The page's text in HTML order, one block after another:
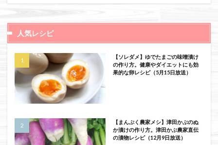
人気レシピ
【ソレダメ】ゆでたまごの味噌漬け
の作り方。健康やダイエットにも効
果的な卵レシピ（5月15日放送）
【まんぷく農家メシ】津田かぶのぬ
か漬けの作り方。津田かぶ農家直伝
の漬物レシピ（12月9日放送）